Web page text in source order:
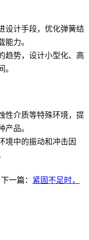
设计手段，优化弹簧结
力。
趋势，设计小型化、高
性介质等特殊环境，提
品。
境中的振动和冲击因
下一篇： 紧固不足时，